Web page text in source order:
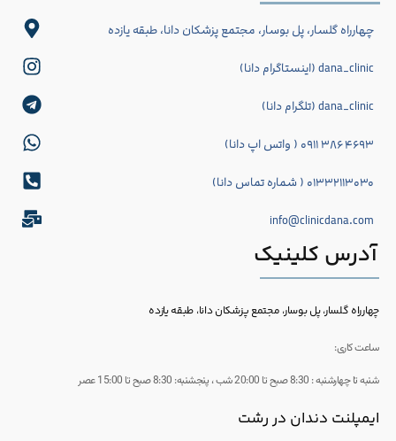
چهارراه گلسار، پل بوسار، مجتمع پزشکان دانا، طبقه یازده
dana_clinic (اینستاگرام دانا)
dana_clinic (تلگرام دانا)
۴۶۹۳ ۳۸۶ ۰۹۱۱ ( واتس اپ دانا)
۰۱۳۳۲۱۱۳۰۳۰ ( شماره تماس دانا)
info@clinicdana.com
آدرس کلینیک
چهارراه گلسار، پل بوسار، مجتمع پزشکان دانا، طبقه یازده
ساعت کاری:
شنبه تا چهارشنبه : 8:30 صبح تا 20:00 شب ، پنجشنبه: 8:30 صبح تا 15:00 عصر
ایمپلنت دندان در رشت